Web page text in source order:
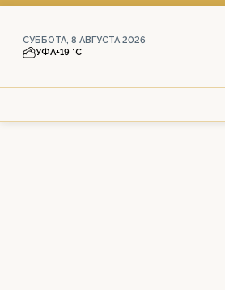
СУББОТА, 8 АВГУСТА 2026
УФА+19 °С